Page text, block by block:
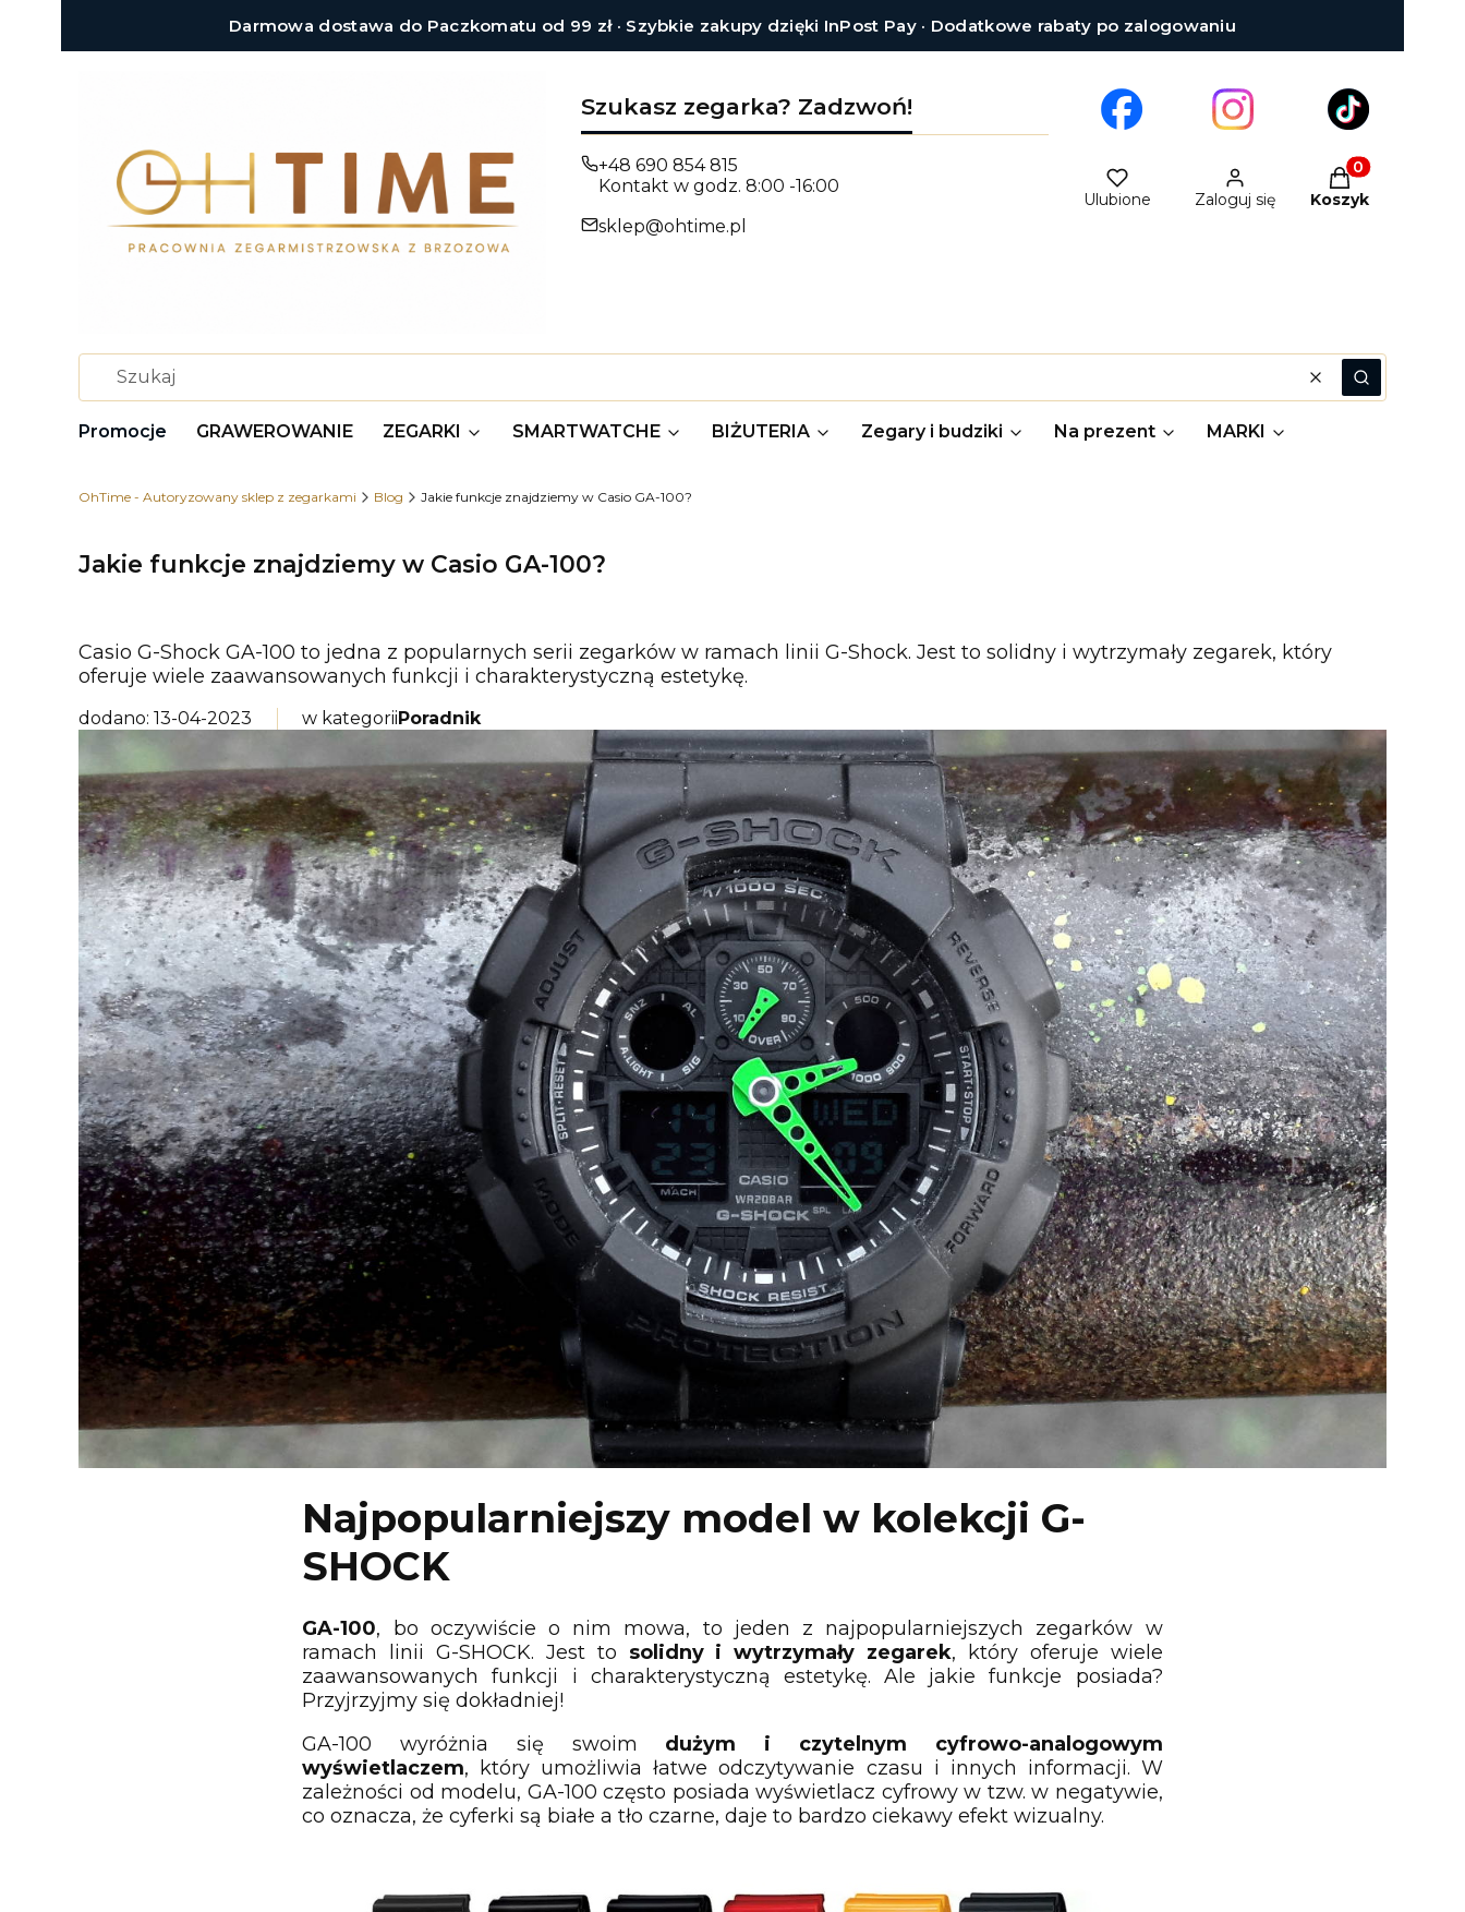
Darmowa dostawa do Paczkomatu od 99 zł · Szybkie zakupy dzięki InPost Pay · Dodatkowe rabaty po zalogowaniu
Szukasz zegarka? Zadzwoń!
+48 690 854 815
Kontakt w godz. 8:00 -16:00
sklep@ohtime.pl
Ulubione Zaloguj się
Produkty w
Koszyk
WyczyśćSzukaj
Promocje GRAWEROWANIE ZEGARKI SMARTWATCHE BIŻUTERIA Zegary i budziki Na prezent MARKI
OhTime - Autoryzowany sklep z zegarkami Blog Jakie funkcje znajdziemy w Casio GA-100?
Jakie funkcje znajdziemy w Casio GA-100?
Casio G-Shock GA-100 to jedna z popularnych serii zegarków w ramach linii G-Shock. Jest to solidny i wytrzymały zegarek, który
oferuje wiele zaawansowanych funkcji i charakterystyczną estetykę.
dodano: 13-04-2023 w kategoriiPoradnik
Najpopularniejszy model w kolekcji G-
SHOCK
GA-100, bo oczywiście o nim mowa, to jeden z najpopularniejszych zegarków w
ramach linii G-SHOCK. Jest to solidny i wytrzymały zegarek, który oferuje wiele
zaawansowanych funkcji i charakterystyczną estetykę. Ale jakie funkcje posiada?
Przyjrzyjmy się dokładniej!
GA-100 wyróżnia się swoim dużym i czytelnym cyfrowo-analogowym
wyświetlaczem, który umożliwia łatwe odczytywanie czasu i innych informacji. W
zależności od modelu, GA-100 często posiada wyświetlacz cyfrowy w tzw. w negatywie,
co oznacza, że cyferki są białe a tło czarne, daje to bardzo ciekawy efekt wizualny.